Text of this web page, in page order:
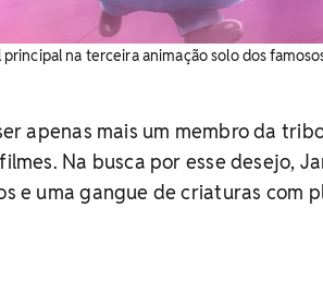
na terceira animação solo dos
apenas mais um membro da
Na busca por esse desejo,
e uma gangue de criaturas com